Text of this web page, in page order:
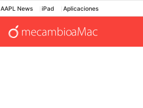
AAPL News iPad Aplicaciones